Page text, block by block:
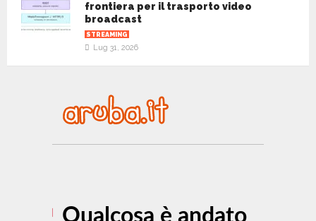
frontiera per il trasporto video
broadcast
STREAMING
Lug 31, 2026